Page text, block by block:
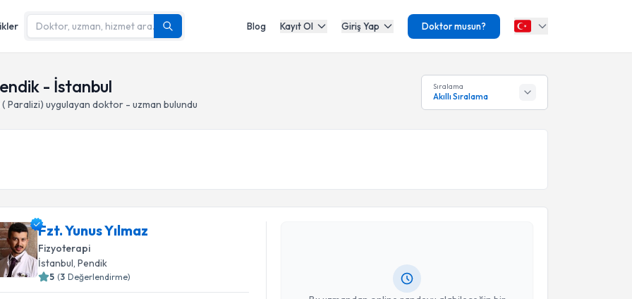
Blog Kayıt Ol Giriş Yap Doktor musun?
- İstanbul
( Paralizi) uygulayan doktor - uzman bulundu
Sıralama
Akıllı Sıralama
Fzt. Yunus Yılmaz
Fizyoterapi
İstanbul, Pendik
5 (3 Değerlendirme)
Fzt. Yunus Yılmaz